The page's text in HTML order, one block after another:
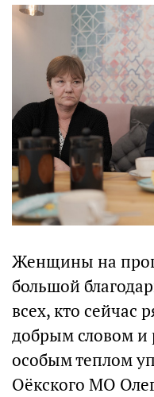
Женщины на
большой
всех, кто сейчас
добрым словом и
особым теплом
Оёкского МО